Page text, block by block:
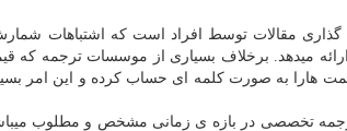
گذاری مقالات توسط افراد است که اشتباهات
می­دهد. برخلاف بسیاری از موسسات ترجمه که
هارا به صورت کلمه ای حساب کرده و این امر